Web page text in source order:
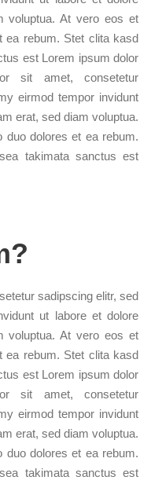
voluptua. At vero eos et
ea rebum. Stet clita kasd
est Lorem ipsum dolor
sit amet, consetetur
eirmod tempor invidunt
erat, sed diam voluptua.
dolores et ea rebum.
takimata sanctus est
sadipscing elitr, sed
ut labore et dolore
voluptua. At vero eos et
ea rebum. Stet clita kasd
est Lorem ipsum dolor
sit amet, consetetur
eirmod tempor invidunt
erat, sed diam voluptua.
dolores et ea rebum.
takimata sanctus est